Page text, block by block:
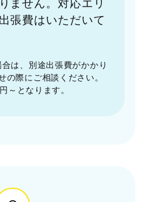
張費はいただいて
は、別途出張費がかかり
の際にご相談ください。
～となります。